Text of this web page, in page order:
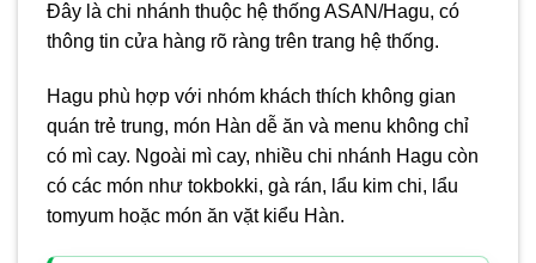
Đây là chi nhánh thuộc hệ thống ASAN/Hagu, có
thông tin cửa hàng rõ ràng trên trang hệ thống.
Hagu phù hợp với nhóm khách thích không gian
quán trẻ trung, món Hàn dễ ăn và menu không chỉ
có mì cay. Ngoài mì cay, nhiều chi nhánh Hagu còn
có các món như tokbokki, gà rán, lẩu kim chi, lẩu
tomyum hoặc món ăn vặt kiểu Hàn.